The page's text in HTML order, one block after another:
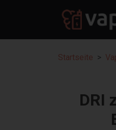
Startseite
DRI